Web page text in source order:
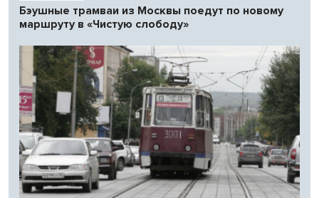
Бэушные трамваи из Москвы поедут по новому
маршруту в «Чистую слободу»